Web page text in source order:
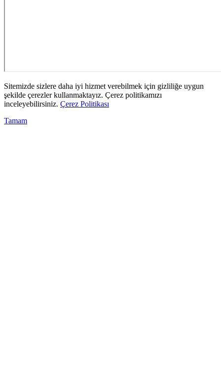
Sitemizde sizlere daha iyi hizmet verebilmek için gizliliğe uygun
şekilde çerezler kullanmaktayız. Çerez politikamızı
inceleyebilirsiniz. Çerez Politikası
Tamam